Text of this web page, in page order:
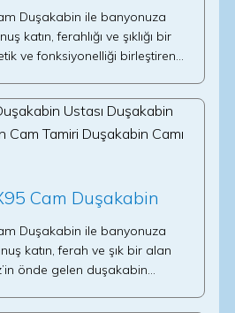
Duşakabin ile banyonuza
katın, ferahlığı ve şıklığı bir
ve fonksiyonelliği birleştiren…
Cam Duşakabin
Duşakabin ile banyonuza
katın, ferah ve şık bir alan
önde gelen duşakabin…